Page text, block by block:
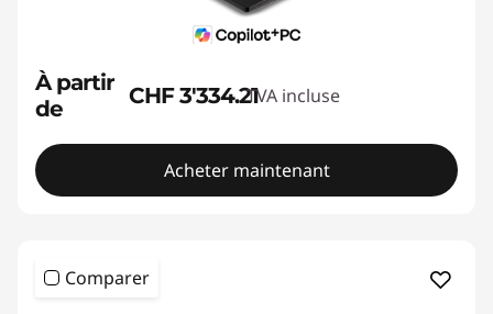
À partir
de
CHF 3'334.21TVA incluse
Acheter maintenant
Comparer